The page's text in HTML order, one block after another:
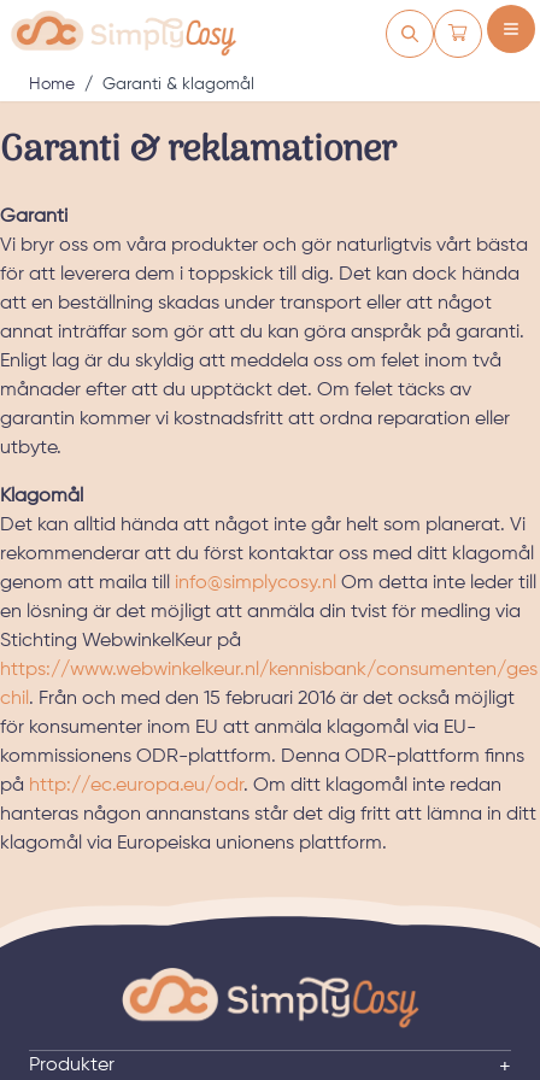
Skip to Content
Kundvagn
Home / Garanti & klagomål
Garanti & reklamationer
Garanti
Vi bryr oss om våra produkter och gör naturligtvis vårt bästa
för att leverera dem i toppskick till dig. Det kan dock hända
att en beställning skadas under transport eller att något
annat inträffar som gör att du kan göra anspråk på garanti.
Enligt lag är du skyldig att meddela oss om felet inom två
månader efter att du upptäckt det. Om felet täcks av
garantin kommer vi kostnadsfritt att ordna reparation eller
utbyte.
Klagomål
Det kan alltid hända att något inte går helt som planerat. Vi
rekommenderar att du först kontaktar oss med ditt klagomål
genom att maila till info@simplycosy.nl Om detta inte leder till
en lösning är det möjligt att anmäla din tvist för medling via
Stichting WebwinkelKeur på
https://www.webwinkelkeur.nl/kennisbank/consumenten/ges
chil . Från och med den 15 februari 2016 är det också möjligt
för konsumenter inom EU att anmäla klagomål via EU-
kommissionens ODR-plattform. Denna ODR-plattform finns
på http://ec.europa.eu/odr. Om ditt klagomål inte redan
hanteras någon annanstans står det dig fritt att lämna in ditt
klagomål via Europeiska unionens plattform.
Produkter +